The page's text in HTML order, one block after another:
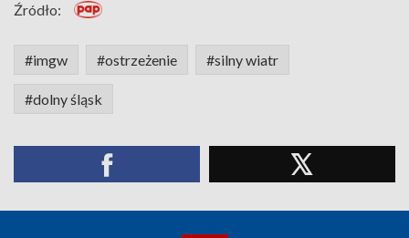
Źródło:
#imgw #ostrzeżenie #silny wiatr
#dolny śląsk